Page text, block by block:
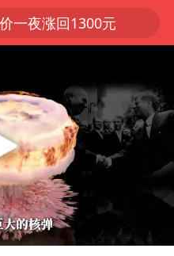
一夜涨回1300元
夏日限定体验
浙江温州发布台风橙色预警信号
豚闭眼意味着什么
一次性内裤 颜面尽失
05:54